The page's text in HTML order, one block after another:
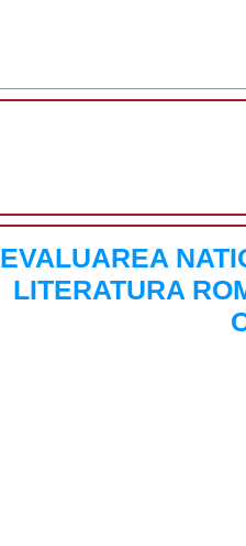
EVALUAREA
LITERATURA